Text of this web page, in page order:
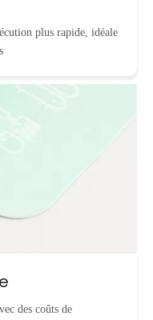
plus rapide, idéale
des coûts de